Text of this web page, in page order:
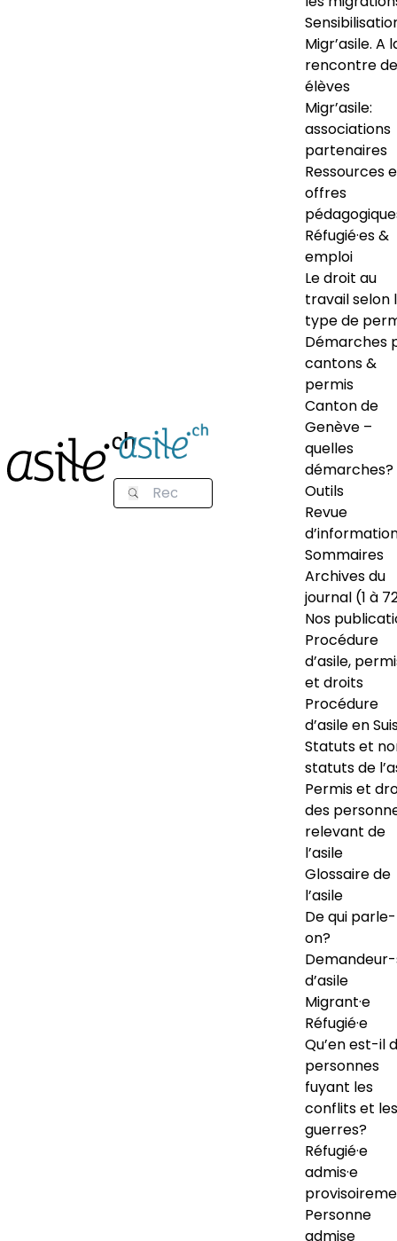
Migr’asile. A
rencontre
élèves
Migr’asile:
associations
partenaires
Ressources
offres
Réfugié·es &
emploi
Le droit au
travail selon
type de
Démarches
cantons &
permis
Canton de
Genève –
quelles
démarches?
Outils
Revue
Sommaires
Archives du
journal (1 à
Nos
Procédure
d’asile,
et droits
Procédure
d’asile en
Statuts et
statuts de
Permis et
des
relevant de
l’asile
Glossaire de
l’asile
De qui
on?
d’asile
Migrant·e
Réfugié·e
Qu’en est-il
personnes
fuyant les
conflits et les
guerres?
Réfugié·e
admis·e
Personne
admise